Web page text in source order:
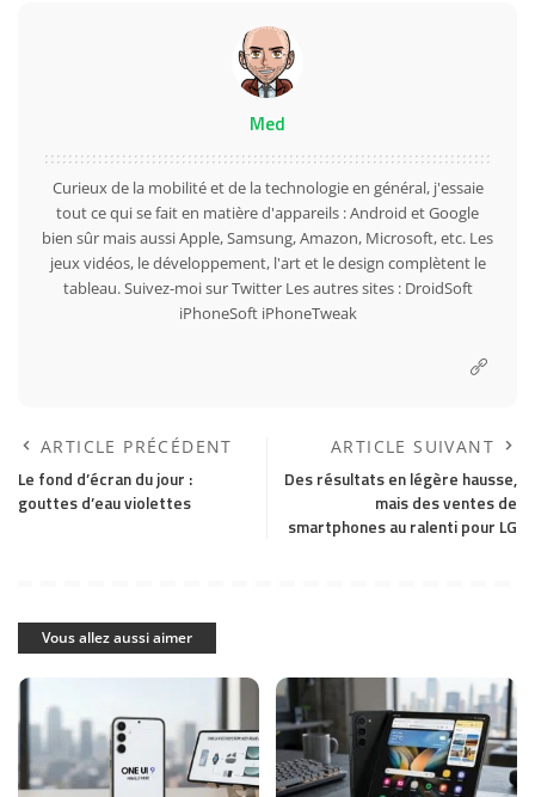
Med
Curieux de la mobilité et de la technologie en général, j'essaie
tout ce qui se fait en matière d'appareils : Android et Google
bien sûr mais aussi Apple, Samsung, Amazon, Microsoft, etc. Les
jeux vidéos, le développement, l'art et le design complètent le
tableau. Suivez-moi surTwitterLes autres sites : DroidSoft
iPhoneSoft iPhoneTweak
ARTICLE PRÉCÉDENT
Le fond d’écran du jour :
gouttes d’eau violettes
ARTICLE SUIVANT
Des résultats en légère hausse,
mais des ventes de
smartphones au ralenti pour LG
Vous allez aussi aimer